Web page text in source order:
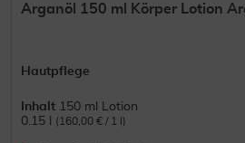
Arganöl 150 ml Körper Lotion
Hautpflege
Inhalt 150 ml Lotion
0.15 l
(160,00 € / 1 l)